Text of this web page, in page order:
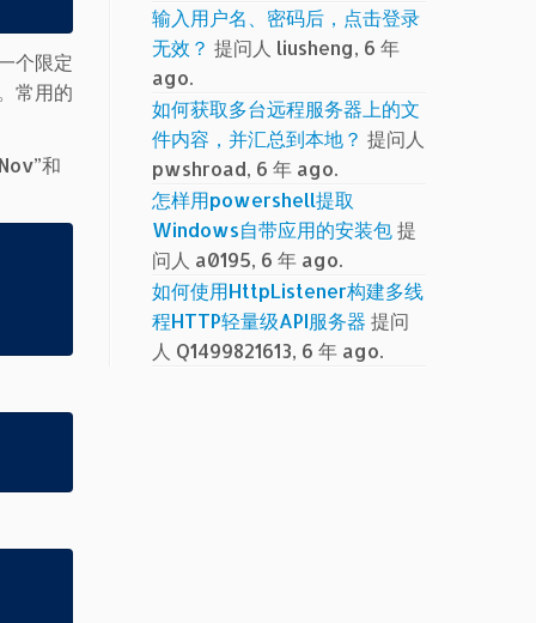
个限定
常用的
和
输入用户名、密码后，点击登录
无效？ 提问人 liusheng, 6 年
ago.
如何获取多台远程服务器上的文
件内容，并汇总到本地？ 提问人
pwshroad, 6 年 ago.
怎样用powershell提取
Windows自带应用的安装包提
问人 a0195, 6 年 ago.
如何使用HttpListener构建多线
程HTTP轻量级API服务器 提问
人 Q1499821613, 6 年 ago.